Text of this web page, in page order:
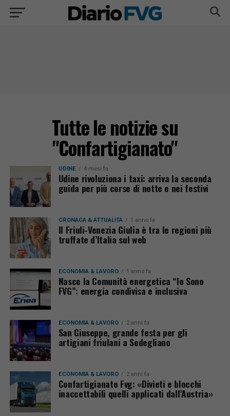
Tutte le notizie su
"Confartigianato"
UDINE 4 mesi fa
Udine rivoluziona i taxi: arriva la seconda
guida per più corse di notte e nei festivi
CRONACA & ATTUALITÀ 1 anno fa
Il Friuli-Venezia Giulia è tra le regioni più
truffate d’Italia sul web
ECONOMIA & LAVORO 1 anno fa
Nasce la Comunità energetica “Io Sono
FVG”: energia condivisa e inclusiva
ECONOMIA & LAVORO 2 anni fa
San Giuseppe, grande festa per gli
artigiani friulani a Sedegliano
ECONOMIA & LAVORO 2 anni fa
Confartigianato Fvg: «Divieti e blocchi
inaccettabili quelli applicati dall’Austria»